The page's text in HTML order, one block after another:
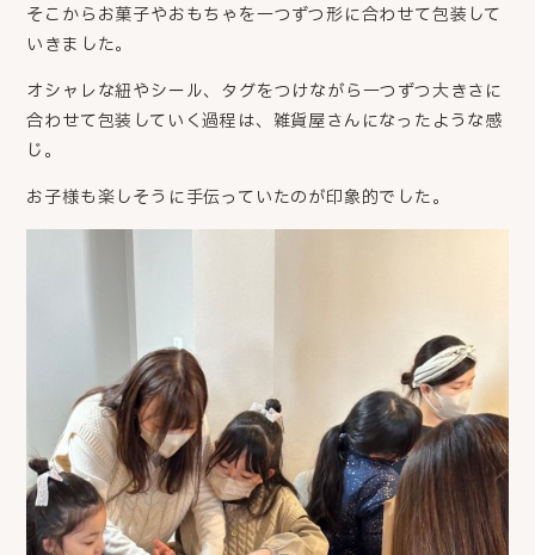
そこからお菓子やおもちゃを一つずつ形に合わせて包装して
いきました。
オシャレな紐やシール、タグをつけながら一つずつ大きさに
合わせて包装していく過程は、雑貨屋さんになったような感
じ。
お子様も楽しそうに手伝っていたのが印象的でした。